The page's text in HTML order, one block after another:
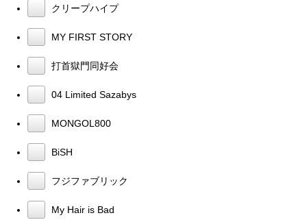
クリープハイプ
MY FIRST STORY
打首獄門同好会
04 Limited Sazabys
MONGOL800
BiSH
フジファブリック
My Hair is Bad